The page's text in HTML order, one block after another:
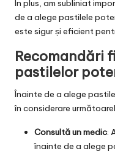
În plus, am subliniat
de a alege pastilele
este sigur și eficient
Recomandări
pastilelor
Înainte de a alege
în considerare
Consultă un medic:
înainte de a alege